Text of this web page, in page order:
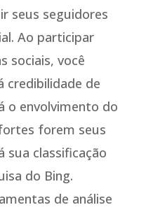
seus seguidores
Ao participar
sociais, você
credibilidade de
o envolvimento do
forem seus
sua classificação
do Bing.
de análise